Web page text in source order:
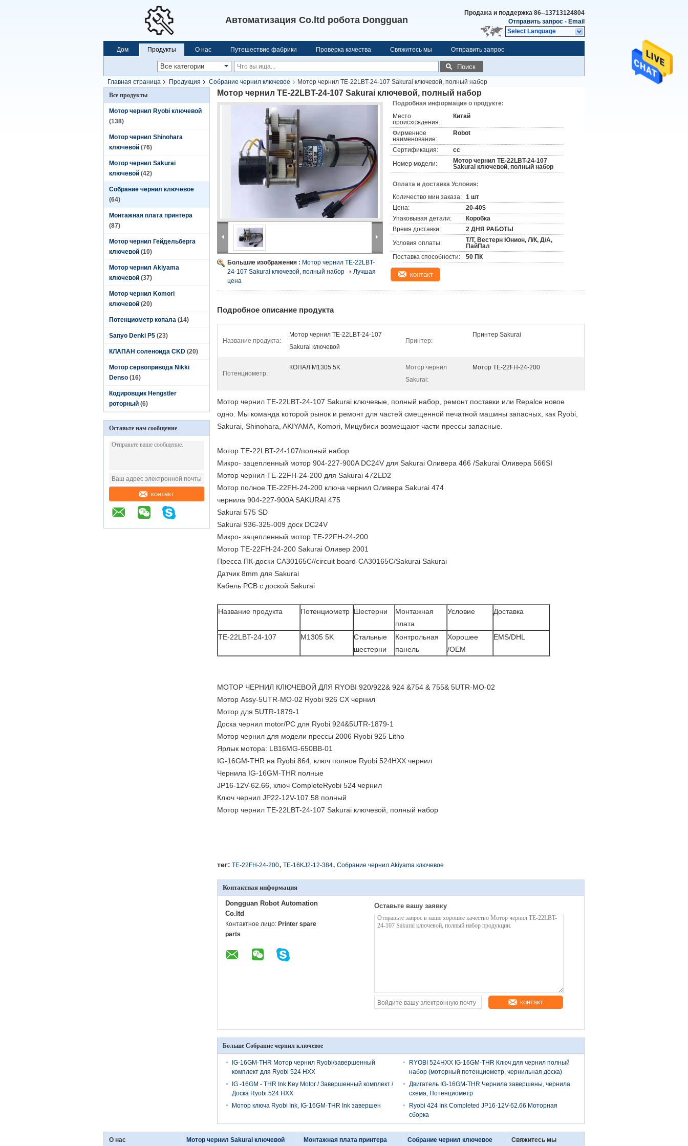
Автоматизация Co.ltd робота Dongguan
Продажа и поддержка 86--13713124804
Отправить запрос - Email
Select Language
Дом Продукты О нас Путешествие фабрики Проверка качества Свяжитесь мы Отправить запрос
Поиск
Главная страница Продукция Собрание чернил ключевое
Мотор чернил TE-22LBT-24-107 Sakurai ключевой, полный набор
Все продукты
Мотор чернил Ryobi ключевой
(138)
Мотор чернил Shinohara
ключевой (76)
Мотор чернил Sakurai
ключевой (42)
Собрание чернил ключевое
(64)
Монтажная плата принтера
(87)
Мотор чернил Гейдельберга
ключевой (10)
Мотор чернил Akiyama
ключевой (37)
Мотор чернил Komori
ключевой (20)
Потенциометр копала (14)
Sanyo Denki P5 (23)
КЛАПАН соленоида CKD (20)
Мотор сервопривода Nikki
Denso (16)
Кодировщик Hengstler
роторный (6)
Оставьте нам сообщение
контакт
Мотор чернил TE-22LBT-24-107 Sakurai ключевой, полный набор
Большие изображения : Мотор чернил TE-22LBT-
24-107 Sakurai ключевой, полный набор
Лучшая
цена
Подробная информация о продукте:
Место
происхождения:
Китай
Фирменное
наименование:
Robot
Сертификация:
cc
Номер модели:
Мотор чернил TE-22LBT-24-107
Sakurai ключевой, полный набор
Оплата и доставка Условия:
Количество мин заказа: 1 шт
Цена:
20-40$
Упаковывая детали:
Коробка
Время доставки:
2 ДНЯ РАБОТЫ
Условия оплаты:
Т/Т, Вестерн Юнион, Л/К, Д/А,
ПайПал
Поставка способности:
50 ПК
контакт
Подробное описание продукта
Название продукта:
Мотор чернил TE-22LBT-24-107
Sakurai ключевой
Принтер:
Принтер Sakurai
Потенциометр:
КОПАЛ M1305 5K
Мотор чернил
Sakurai:
Мотор TE-22FH-24-200
Мотор чернил TE-22LBT-24-107 Sakurai ключевые, полный набор, ремонт поставки или Repalce новое
одно. Мы команда которой рынок и ремонт для частей смещенной печатной машины запасных, как Ryobi,
Sakurai, Shinohara, AKIYAMA, Komori, Мицубиси возмещают части прессы запасные.
Мотор TE-22LBT-24-107/полный набор
Микро- зацепленный мотор 904-227-900A DC24V для Sakurai Оливера 466 /Sakurai Оливера 566SI
Мотор чернил TE-22FH-24-200 для Sakurai 472ED2
Мотор полное TE-22FH-24-200 ключа чернил Оливера Sakurai 474
чернила 904-227-900A SAKURAI 475
Sakurai 575 SD
Sakurai 936-325-009 доск DC24V
Микро- зацепленный мотор TE-22FH-24-200
Мотор TE-22FH-24-200 Sakurai Оливер 2001
Пресса ПК-доски CA30165C//circuit board-CA30165C/Sakurai Sakurai
Датчик 8mm для Sakurai
Кабель PCB с доской Sakurai
Название продукта Потенциометр Шестерни
Монтажная
плата
Условие Доставка
TE-22LBT-24-107 M1305 5K
Стальные
шестерни
Контрольная
панель
Хорошее
/OEM
EMS/DHL
МОТОР ЧЕРНИЛ КЛЮЧЕВОЙ ДЛЯ RYOBI 920/922& 924 &754 & 755& 5UTR-MO-02
Мотор Assy-5UTR-MO-02 Ryobi 926 CX чернил
Мотор для 5UTR-1879-1
Доска чернил motor/PC для Ryobi 924&5UTR-1879-1
Мотор чернил для модели прессы 2006 Ryobi 925 Litho
Ярлык мотора: LB16MG-650BB-01
IG-16GM-THR на Ryobi 864, ключ полное Ryobi 524HXX чернил
Чернила IG-16GM-THR полные
JP16-12V-62.66, ключ CompleteRyobi 524 чернил
Ключ чернил JP22-12V-107.58 полный
Мотор чернил TE-22LBT-24-107 Sakurai ключевой, полный набор
тег: TE-22FH-24-200, TE-16KJ2-12-384, Собрание чернил Akiyama ключевое
Контактная информация
Dongguan Robot Automation
Co.ltd
Контактное лицо: Printer spare
parts
Оставьте вашу заявку
контакт
Больше Собрание чернил ключевое
IG-16GM-THR Мотор чернил Ryobi/завершенный
комплект для Ryobi 524 HXX
RYOBI 524HXX IG-16GM-THR Ключ для чернил полный
набор (моторный потенциометр, чернильная доска)
IG -16GM - THR Ink Key Motor / Завершенный комплект /
Доска Ryobi 524 HXX
Двигатель IG-16GM-THR Чернила завершены, чернила
схема, Потенциометр
Мотор ключа Ryobi Ink, IG-16GM-THR Ink завершен
Ryobi 424 Ink Completed JP16-12V-62.66 Моторная
сборка
О нас Мотор чернил Sakurai ключевой Монтажная плата принтера Собрание чернил ключевое Свяжитесь мы